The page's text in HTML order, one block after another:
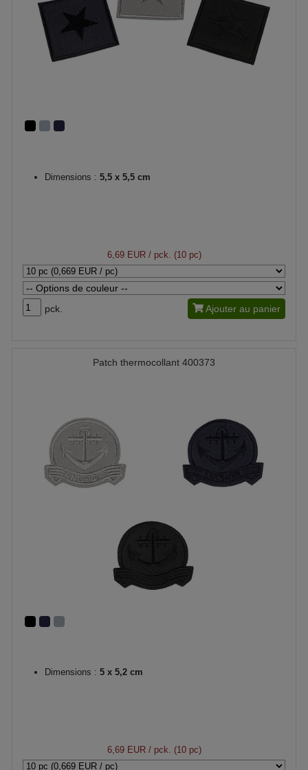
Dimensions : 5,5 x 5,5 cm
6,69 EUR/ pck. (10 pc)
pck. Ajouter au panier
Patch thermocollant 400373
Dimensions : 5 x 5,2 cm
6,69 EUR/ pck. (10 pc)